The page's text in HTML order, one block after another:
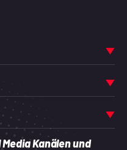
Kanälen und